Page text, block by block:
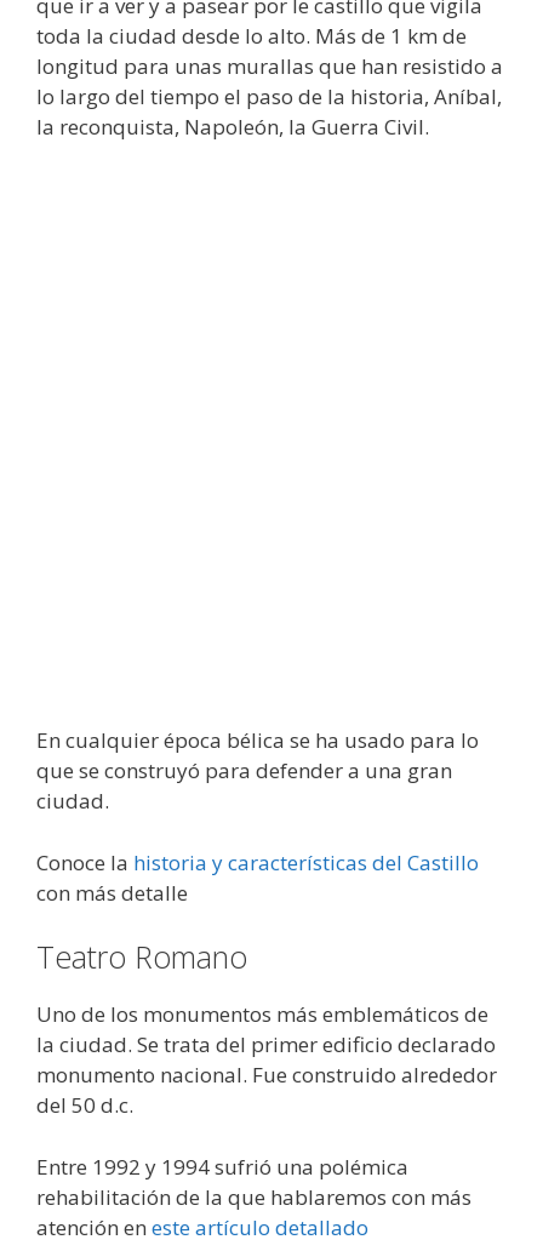
toda la ciudad desde lo alto. Más de 1 km de
longitud para unas murallas que han resistido a
lo largo del tiempo el paso de la historia, Aníbal,
la reconquista, Napoleón, la Guerra Civil.
En cualquier época bélica se ha usado para lo
que se construyó para defender a una gran
ciudad.
Conoce la historia y características del Castillo
con más detalle
Teatro Romano
Uno de los monumentos más emblemáticos de
la ciudad. Se trata del primer edificio declarado
monumento nacional. Fue construido alrededor
del 50 d.c.
Entre 1992 y 1994 sufrió una polémica
rehabilitación de la que hablaremos con más
atención en este artículo detallado